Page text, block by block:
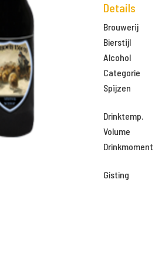
Details
Brouwerij
Bierstijl
Alcohol
Categorie
Spijzen
Drinktemp.
Volume
Drinkmoment
Gisting